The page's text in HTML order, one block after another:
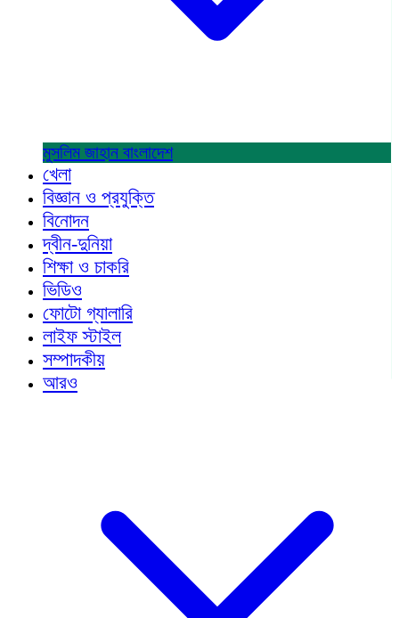
মুসলিম জাহান বাংলাদেশ
খেলা
বিজ্ঞান ও প্রযুক্তি
বিনোদন
দ্বীন-দুনিয়া
শিক্ষা ও চাকরি
ভিডিও
ফোটো গ্যালারি
লাইফ স্টাইল
সম্পাদকীয়
আরও